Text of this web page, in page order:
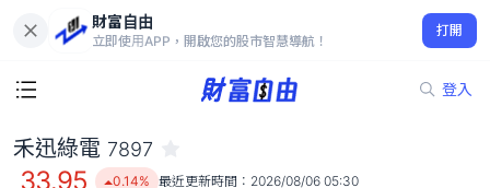
財富自由
立即使用APP，開啟您的股市智慧導航！
打開
登入
33.95
0.14%
禾迅綠電 7897
33.95 0.14% 最近更新時間： 2026/08/06 05:30